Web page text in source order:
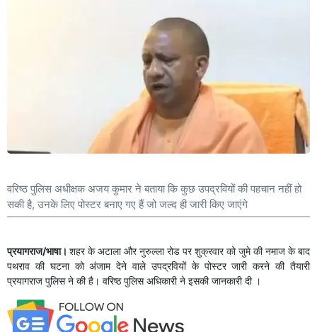
वरिष्ठ पुलिस अधीक्षक अजय कुमार ने बताया कि कुछ उपद्रवियों की पहचान नहीं हो
सकी है, उनके लिए पोस्टर बनाए गए हैं जो जल्द ही जारी किए जाएंगे
प्रयागराज/भाषा। शहर के अटाला और नुरुल्ला रोड पर शुक्रवार को जुमे की नमाज के बाद
पथराव की घटना को अंजाम देने वाले उपद्रवियों के पोस्टर जारी करने की तैयारी
प्रयागराज पुलिस ने की है। वरिष्ठ पुलिस अधिकारी ने इसकी जानकारी दी ।